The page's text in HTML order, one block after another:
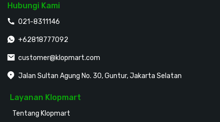
Hubungi Kami
021-8311146
+62818777092
customer@klopmart.com
Jalan Sultan Agung No. 30, Guntur, Jakarta Selatan
Layanan Klopmart
Tentang Klopmart